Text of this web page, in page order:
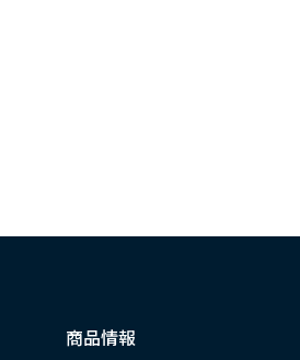
商品情報